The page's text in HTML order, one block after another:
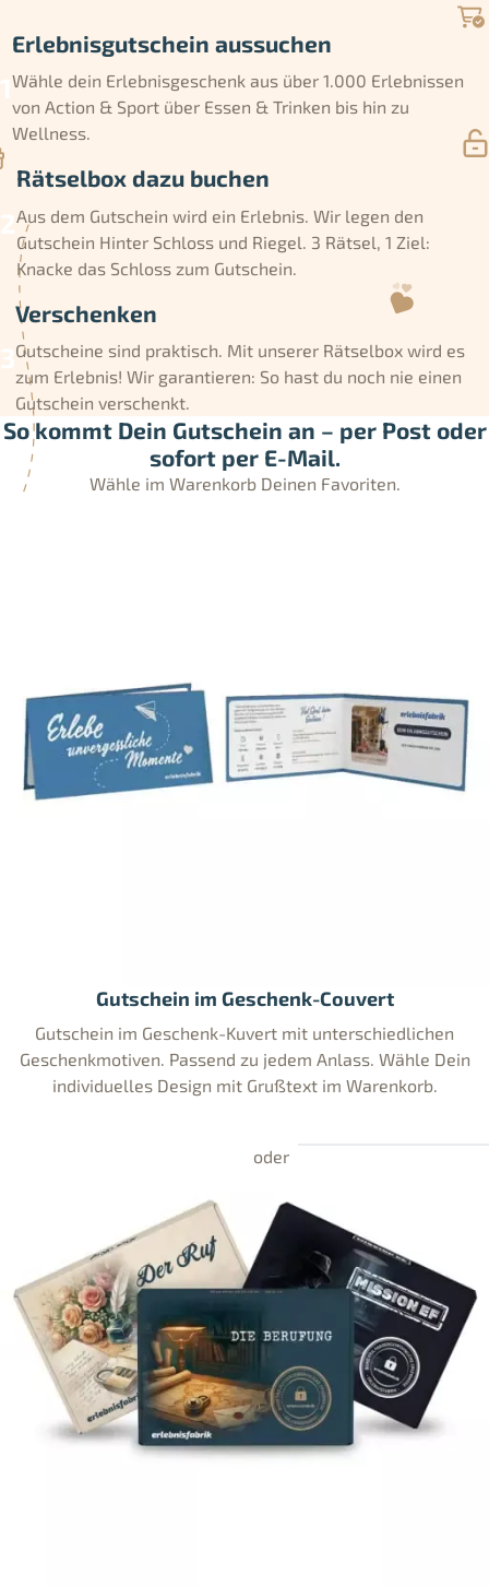
Erlebnisgutschein aussuchen
Wähle dein Erlebnisgeschenk aus über 1.000 Erlebnissen
von Action & Sport über Essen & Trinken bis hin zu
Wellness.
Rätselbox dazu buchen
Aus dem Gutschein wird ein Erlebnis. Wir legen den
Gutschein Hinter Schloss und Riegel. 3 Rätsel, 1 Ziel:
Knacke das Schloss zum Gutschein.
Verschenken
Gutscheine sind praktisch. Mit unserer Rätselbox wird es
zum Erlebnis! Wir garantieren: So hast du noch nie einen
Gutschein verschenkt.
So kommt Dein Gutschein an – per Post oder
sofort per E-Mail.
Wähle im Warenkorb Deinen Favoriten.
Gutschein im Geschenk-Couvert
Gutschein im Geschenk-Kuvert mit unterschiedlichen
Geschenkmotiven. Passend zu jedem Anlass. Wähle Dein
individuelles Design mit Grußtext im Warenkorb.